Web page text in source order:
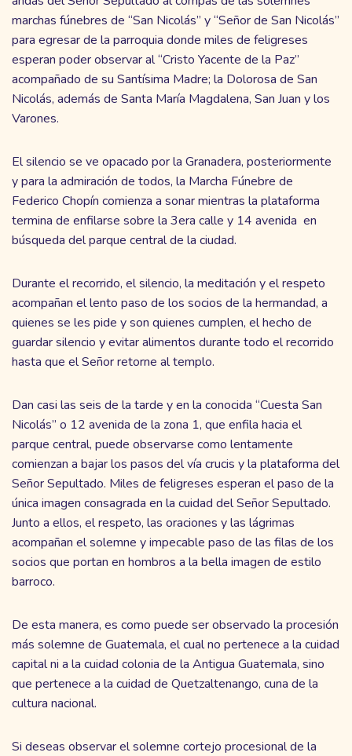
marchas fúnebres de “San Nicolás” y “Señor de San Nicolás”
para egresar de la parroquia donde miles de feligreses
esperan poder observar al “Cristo Yacente de la Paz”
acompañado de su Santísima Madre; la Dolorosa de San
Nicolás, además de Santa María Magdalena, San Juan y los
Varones.
El silencio se ve opacado por la Granadera, posteriormente
y para la admiración de todos, la Marcha Fúnebre de
Federico Chopín comienza a sonar mientras la plataforma
termina de enfilarse sobre la 3era calle y 14 avenida en
búsqueda del parque central de la ciudad.
Durante el recorrido, el silencio, la meditación y el respeto
acompañan el lento paso de los socios de la hermandad, a
quienes se les pide y son quienes cumplen, el hecho de
guardar silencio y evitar alimentos durante todo el recorrido
hasta que el Señor retorne al templo.
Dan casi las seis de la tarde y en la conocida “Cuesta San
Nicolás” o 12 avenida de la zona 1, que enfila hacia el
parque central, puede observarse como lentamente
comienzan a bajar los pasos del vía crucis y la plataforma del
Señor Sepultado. Miles de feligreses esperan el paso de la
única imagen consagrada en la cuidad del Señor Sepultado.
Junto a ellos, el respeto, las oraciones y las lágrimas
acompañan el solemne y impecable paso de las filas de los
socios que portan en hombros a la bella imagen de estilo
barroco.
De esta manera, es como puede ser observado la procesión
más solemne de Guatemala, el cual no pertenece a la cuidad
capital ni a la cuidad colonia de la Antigua Guatemala, sino
que pertenece a la cuidad de Quetzaltenango, cuna de la
cultura nacional.
Si deseas observar el solemne cortejo procesional de la